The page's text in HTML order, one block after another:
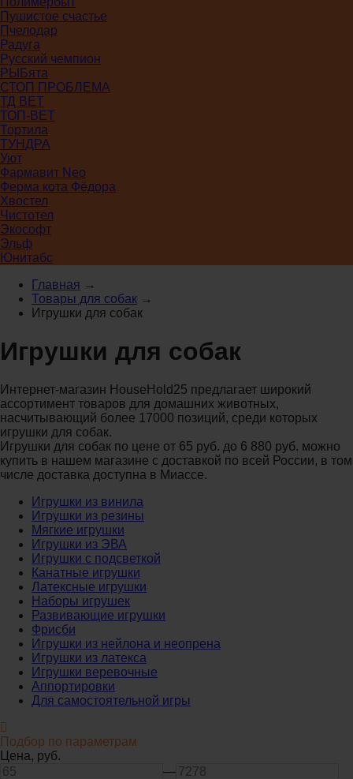
Пушистое счастье
Пчелодар
Радуга
Русский чемпион
РЫБята
СТОП ПРОБЛЕМА
ТД ВЕТ
ТОП-ВЕТ
Тортила
ТУНДРА
Уют
Фармавит Neo
Ферма кота Фёдора
Хвостел
Чистотел
Экософт
Эльф
Юнитабс
Главная →
Товары для собак →
Игрушки для собак
Игрушки для собак
Интернет-магазин HouseHold25 предлагает широкий
ассортимент товаров для домашних животных,
насчитывающий более 17000 позиций, среди которых
игрушки для собак.
Игрушки для собак по цене от 65 руб. до 6 880 руб. можно
купить в нашем магазине с доставкой по всей России, в том
числе доставка доступна в Миассе.
Игрушки из винила
Игрушки из резины
Мягкие игрушки
Игрушки из ЭВА
Игрушки с подсветкой
Канатные игрушки
Латексные игрушки
Наборы игрушек
Развивающие игрушки
Фрисби
Игрушки из нейлона и неопрена
Игрушки из латекса
Игрушки веревочные
Аппортировки
Для самостоятельной игры
Подбор по параметрам
Цена, руб.
—